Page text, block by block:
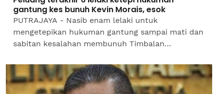
gantung kes bunuh Kevin Morais, esok
PUTRAJAYA - Nasib enam lelaki untuk
mengetepikan hukuman gantung sampai mati dan
sabitan kesalahan membunuh Timbalan
tahun lalu, akan diputuskan Mahkamah...